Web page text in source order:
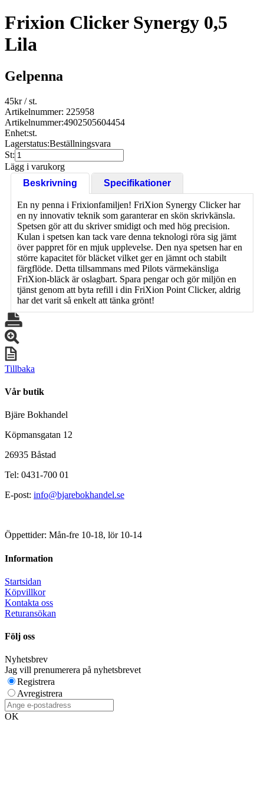
Frixion Clicker Synergy 0,5
Lila
Gelpenna
45kr/ st.
Artikelnummer: 225958
Artikelnummer:4902505604454
Enhet:st.
Lagerstatus:Beställningsvara
St:
Lägg i varukorg
Beskrivning
Specifikationer
En ny penna i Frixionfamiljen! FriXion Synergy Clicker har
en ny innovativ teknik som garanterar en skön skrivkänsla.
Spetsen gör att du skriver smidigt och med hög precision.
Kulan i spetsen kan tack vare denna teknologi röra sig jämt
över pappret för en mjuk upplevelse. Den nya spetsen har en
större kapacitet för bläcket vilket ger en jämnt och stabilt
färgflöde. Detta tillsammans med Pilots värmekänsliga
FriXion-bläck är oslagbart. Spara pengar och gör miljön en
tjänst genom att byta refill i din FriXion Point Clicker, aldrig
har det varit så enkelt att tänka grönt!
Tillbaka
Vår butik
Bjäre Bokhandel
Köpmansgatan 12
26935 Båstad
Tel: 0431-700 01
E-post: info@bjarebokhandel.se
Öppettider: Mån-fre 10-18, lör 10-14
Information
Startsidan
Köpvillkor
Kontakta oss
Returansökan
Följ oss
Nyhetsbrev
Jag vill prenumerera på nyhetsbrevet
Registrera
Avregistrera
OK